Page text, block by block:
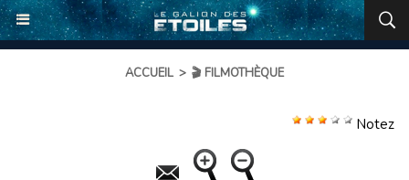
ACCUEIL > 🎬 FILMOTHÈQUE
Notez